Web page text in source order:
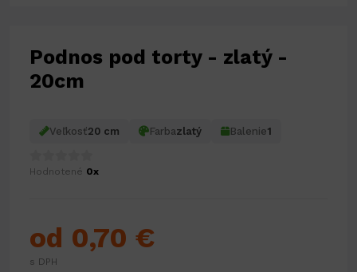
Podnos pod torty - zlatý -
20cm
Veľkosť20 cm Farbazlatý Balenie1
Hodnotené 0x
od 0,70 €
s DPH